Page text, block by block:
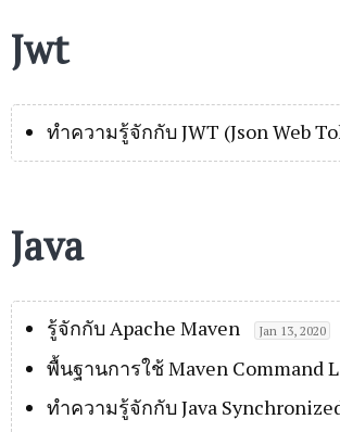
Jwt
ทำความรู้จักกับ JWT (Json Web
Java
รู้จักกับ Apache Maven Jan 13, 2020
พื้นฐานการใช้ Maven Command
ทำความรู้จักกับ Java